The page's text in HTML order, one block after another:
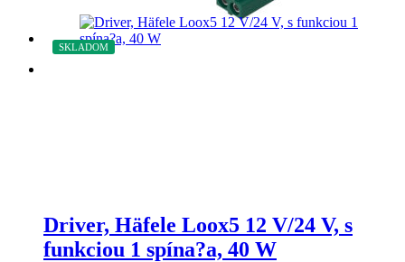
SKLADOM
Driver, Häfele Loox5 12 V/24 V, s
funkciou 1 spína?a, 40 W